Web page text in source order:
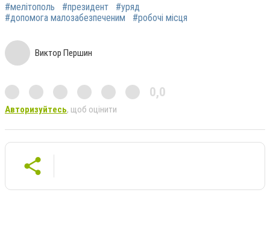
#мелітополь #президент
#уряд
#допомога малозабезпеченим
#робочі місця
Виктор Першин
0,0
Авторизуйтесь, щоб оцінити